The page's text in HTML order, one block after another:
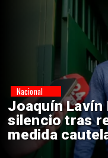
Chile y
reinicio de
consulares
Nacional